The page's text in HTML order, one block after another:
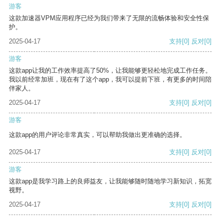
游客
这款加速器VPM应用程序已经为我们带来了无限的流畅体验和安全性保
护。
2025-04-17
支持[0] 反对[0]
游客
这款app让我的工作效率提高了50%，让我能够更轻松地完成工作任务。
我以前经常加班，现在有了这个app，我可以提前下班，有更多的时间陪
伴家人。
2025-04-17
支持[0] 反对[0]
游客
这款app的用户评论非常真实，可以帮助我做出更准确的选择。
2025-04-17 支持[0] 反对[0]
游客
这款app是我学习路上的良师益友，让我能够随时随地学习新知识，拓宽
视野。
2025-04-17
支持[0] 反对[0]